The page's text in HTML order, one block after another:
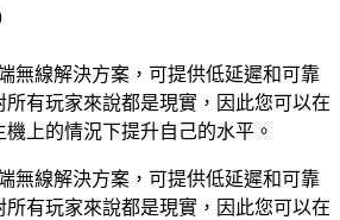
無線解決方案，可提供低延遲和可靠
有玩家來說都是現實，因此您可以在
上的情況下提升自己的水平。
無線解決方案，可提供低延遲和可靠
有玩家來說都是現實，因此您可以在